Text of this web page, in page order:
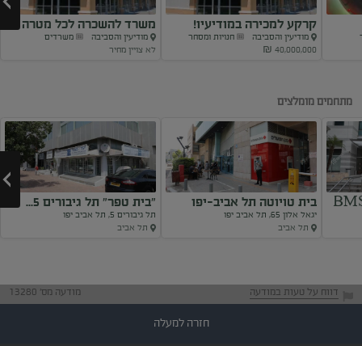
קרקע למכירה במודיעיו!
מודיעין והסביבה
חנויות ומסחר
40,000,000 ₪
משרד להשכרה לכל מטרה
בכפר...
מודיעין והסביבה
משרדים
לא צויין מחיר
מתחמים מומלצים
בית טויוטה תל אביב-יפו
יגאל אלון 65, תל אביב יפו
תל אביב
"בית טפר" תל גיבורים 5...
תל גיבורים 5, תל אביב יפו
תל אביב
דווח על טעות במודעה מודעה מס' 13280
חזרה למעלה